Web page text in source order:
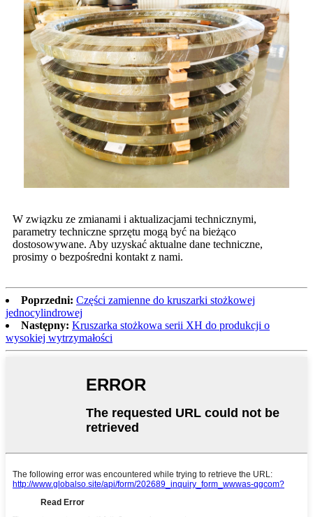
W związku ze zmianami i aktualizacjami technicznymi,
parametry techniczne sprzętu mogą być na bieżąco
dostosowywane. Aby uzyskać aktualne dane techniczne,
prosimy o bezpośredni kontakt z nami.
Poprzedni: Części zamienne do kruszarki stożkowej
jednocylindrowej
Następny: Kruszarka stożkowa serii XH do produkcji o
wysokiej wytrzymałości